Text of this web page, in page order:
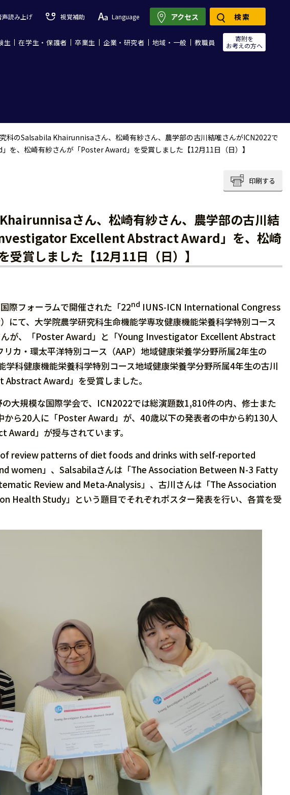
声読み上げ 視覚補助 Language
生 在学生・保護者 卒業生 企業・研究者 地域・一般 教職員
寄附を
お考えの方へ
アクセス 検索
科のSalsabila Khairunnisaさん、松崎有紗さん、農学部の古川結唯さんがICN2022で
を、松崎有紗さんが「Poster Award」を受賞しました【12月11日（日）】
印刷する
さん、松崎有紗さん、農学部の古川結
Excellent Abstract Award」を、松崎
賞しました【12月11日（日）】
際フォーラムで開催された「22nd IUNS-ICN International Congress
て、大学院農学研究科生命機能学専攻健康機能栄養科学特別コース
んが、「Poster Award」と「Young Investigator Excellent Abstract
カ・環太平洋特別コース（AAP）地域健康栄養学分野所属2年生の
科健康機能栄養科学特別コース地域健康栄養学分野所属4年生の古川
Award」を受賞しました。
大規模な国際学会で、ICN2022では総演題数1,810件の内、修士また
から20人に「Poster Award」が、40歳以下の発表者の中から約130人
」が授与されています。
of review patterns of diet foods and drinks with self-reported
women」、Salsabilaさんは「The Association Between N-3 Fatty
Review and Meta-Analysis」、古川さんは「The Association
Health Study」という題目でそれぞれポスター発表を行い、各賞を受